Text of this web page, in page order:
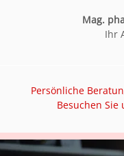
Mag.
Ihr
Persönliche
Besuchen Sie